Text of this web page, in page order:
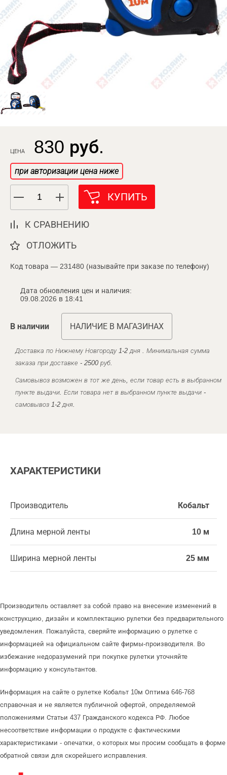
ЦЕНА 830 руб.
при авторизации цена ниже
КУПИТЬ
К СРАВНЕНИЮ
ОТЛОЖИТЬ
Код товара — 231480 (называйте при заказе по телефону)
Дата обновления цен и наличия:
09.08.2026 в 18:41
В наличии НАЛИЧИЕ В МАГАЗИНАХ
Доставка по Нижнему Новгороду 1-2 дня . Минимальная сумма
заказа при доставке - 2500 руб.
Самовывоз возможен в тот же день, если товар есть в выбранном
пункте выдачи. Если товара нет в выбранном пункте выдачи -
самовывоз 1-2 дня.
ХАРАКТЕРИСТИКИ
Производитель Кобальт
Длина мерной ленты 10 м
Ширина мерной ленты 25 мм
Производитель оставляет за собой право на внесение изменений в
конструкцию, дизайн и комплектацию рулетки без предварительного
уведомления. Пожалуйста, сверяйте информацию о рулетке с
информацией на официальном сайте фирмы-производителя. Во
избежание недоразумений при покупке рулетки уточняйте
информацию у консультантов.
Информация на сайте о рулетке Кобальт 10м Оптима 646-768
справочная и не является публичной офертой, определяемой
положениями Статьи 437 Гражданского кодекса РФ. Любое
несоответствие информации о продукте с фактическими
характеристиками - опечатки, о которых мы просим сообщать в форме
обратной связи для скорейшего исправления.